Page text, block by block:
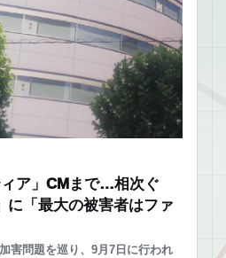
ア」CMまで…相次ぐ
に「最大の被害者はファ
害問題を巡り、9月7日に行われ